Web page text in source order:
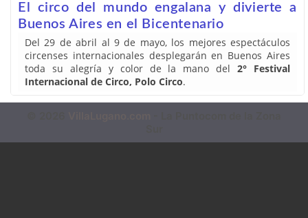
El circo del mundo engalana y divierte a
Buenos Aires en el Bicentenario
Del 29 de abril al 9 de mayo, los mejores espectáculos
circenses internacionales desplegarán en Buenos Aires
toda su alegría y color de la mano del2° Festival
Internacional de Circo, Polo Circo.